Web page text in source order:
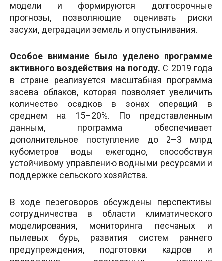
модели и формируются долгосрочные
прогнозы, позволяющие оценивать риски
засухи, деградации земель и опустынивания.
Особое внимание было уделено программе
активного воздействия на погоду. С 2019 года
в стране реализуется масштабная программа
засева облаков, которая позволяет увеличить
количество осадков в зонах операций в
среднем на 15–20%. По представленным
данным, программа обеспечивает
дополнительное поступление до 2–3 млрд
кубометров воды ежегодно, способствуя
устойчивому управлению водными ресурсами и
поддержке сельского хозяйства.
В ходе переговоров обсуждены перспективы
сотрудничества в области климатического
моделирования, мониторинга песчаных и
пылевых бурь, развития систем раннего
предупреждения, подготовки кадров и